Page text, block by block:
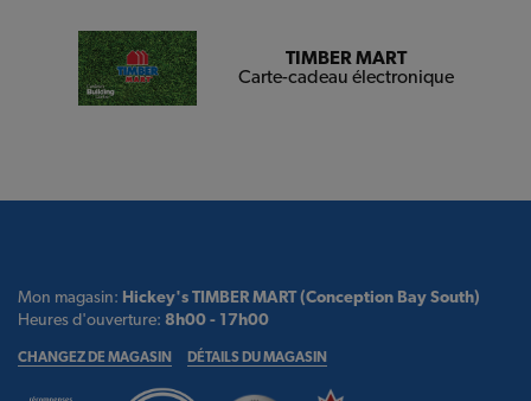
TIMBER MART
Carte-cadeau électronique
Mon magasin: Hickey's TIMBER MART (Conception Bay South)
Heures d'ouverture: 8h00 - 17h00
CHANGEZ DE MAGASIN DÉTAILS DU MAGASIN